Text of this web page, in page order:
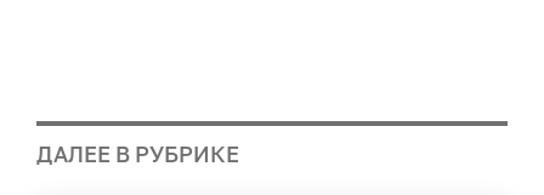
ДАЛЕЕ В РУБРИКЕ